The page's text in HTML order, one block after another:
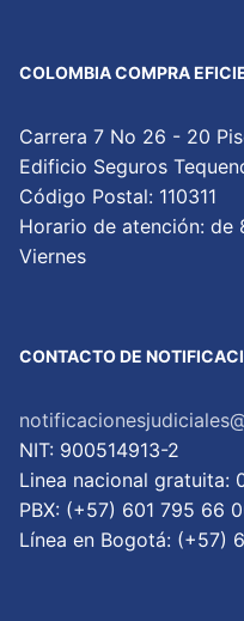
COLOMBIA COMPRA
Carrera 7 No 26 - 20
Edificio Seguros
Código Postal: 110311
Horario de atención: de
Viernes
CONTACTO DE
NIT: 900514913-2
Linea nacional gratuita:
PBX: (+57) 601 795 66
Lí­nea en Bogotá: (+57)